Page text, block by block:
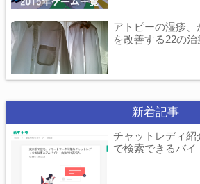
アトピーの湿疹、
を改善する22の
新着記事
チャットレディ
で検索できるバイ